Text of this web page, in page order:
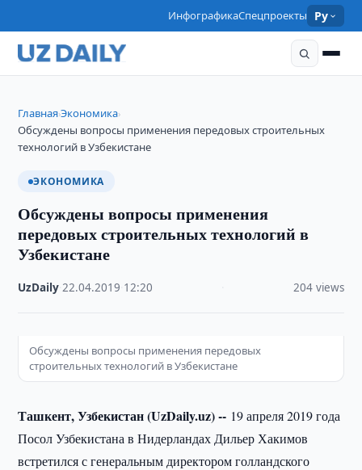
ИнфографикаСпецпроекты Ру
Главная›Экономика›
Обсуждены вопросы применения передовых строительных
технологий в Узбекистане
ЭКОНОМИКА
Обсуждены вопросы применения
передовых строительных технологий в
Узбекистане
UzDaily ·22.04.2019 12:20 204 views
Обсуждены вопросы применения передовых
строительных технологий в Узбекистане
Ташкент, Узбекистан (UzDaily.uz) -- 19 апреля 2019 года
Посол Узбекистана в Нидерландах Дильер Хакимов
встретился с генеральным директором голландского